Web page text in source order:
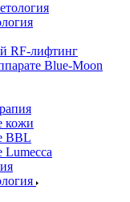
RF-лифтинг
Blue-Moon
кожи
BBL